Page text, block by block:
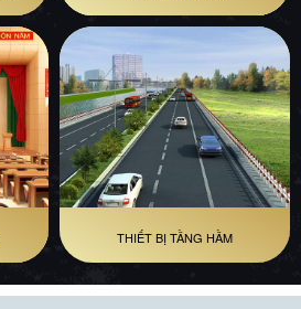
THIẾT BỊ TẦNG HẦM